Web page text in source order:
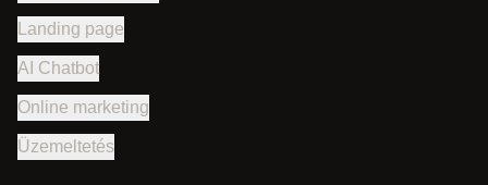
Landing page
AI Chatbot
Online marketing
Üzemeltetés